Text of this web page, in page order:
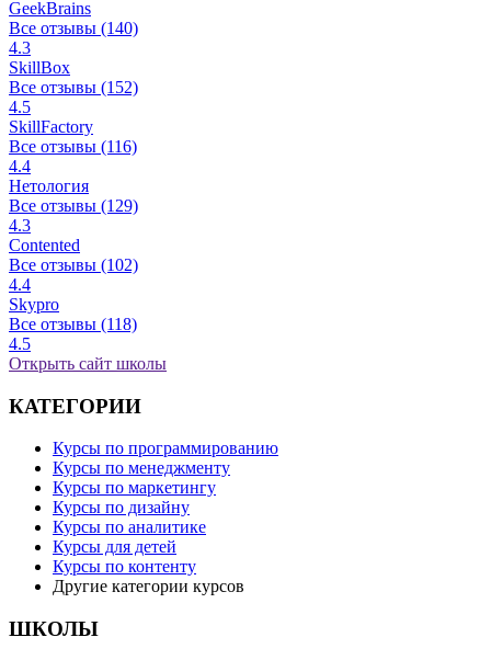
GeekBrains
Все отзывы (140)
4.3
SkillBox
Все отзывы (152)
4.5
SkillFactory
Все отзывы (116)
4.4
Нетология
Все отзывы (129)
4.3
Contented
Все отзывы (102)
4.4
Skypro
Все отзывы (118)
4.5
Открыть сайт школы
КАТЕГОРИИ
Курсы по программированию
Курсы по менеджменту
Курсы по маркетингу
Курсы по дизайну
Курсы по аналитике
Курсы для детей
Курсы по контенту
Другие категории курсов
ШКОЛЫ